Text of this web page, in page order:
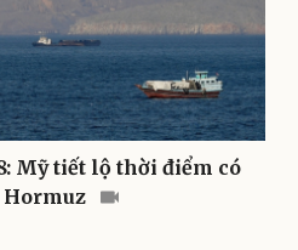
Podcast
Câu chuyện thời sự
Cửa sổ tình yêu
Kể chuyện cho bé
Mỹ tiết lộ thời điểm có
Hormuz